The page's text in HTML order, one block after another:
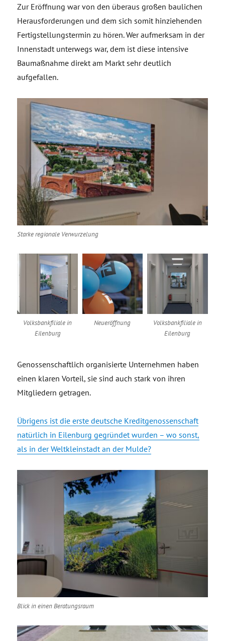
Zur Eröffnung war von den überaus großen baulichen
Herausforderungen und dem sich somit hinziehenden
Fertigstellungstermin zu hören. Wer aufmerksam in der
Innenstadt unterwegs war, dem ist diese intensive
Baumaßnahme direkt am Markt sehr deutlich
aufgefallen.
Starke regionale Verwurzelung
Volksbankfiliale in
Eilenburg
Neueröffnung
Volksbankfiliale in
Eilenburg
Genossenschaftlich organisierte Unternehmen haben
einen klaren Vorteil, sie sind auch stark von ihren
Mitgliedern getragen.
Übrigens ist die erste deutsche Kreditgenossenschaft
natürlich in Eilenburg gegründet wurden – wo sonst,
als in der Weltkleinstadt an der Mulde?
Blick in einen Beratungsraum